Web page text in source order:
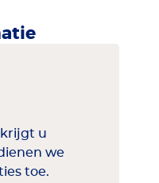
u
we
toe.